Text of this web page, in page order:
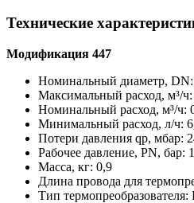
Технические
Модификация 447
Номинальный диаметр,
Максимальный расход, м³/
Номинальный расход, м³/ч:
Минимальный расход, л/ч:
Потери давления qp, мбар:
Рабочее давление, PN, бар:
Масса, кг: 0,9
Длина провода для
Тип термопреобразователя: